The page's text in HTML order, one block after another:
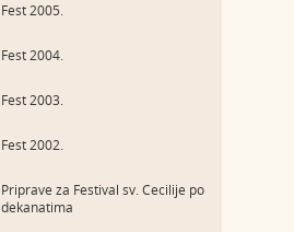
Fest 2005.
Fest 2004.
Fest 2003.
Fest 2002.
Priprave za Festival sv. Cecilije po
dekanatima